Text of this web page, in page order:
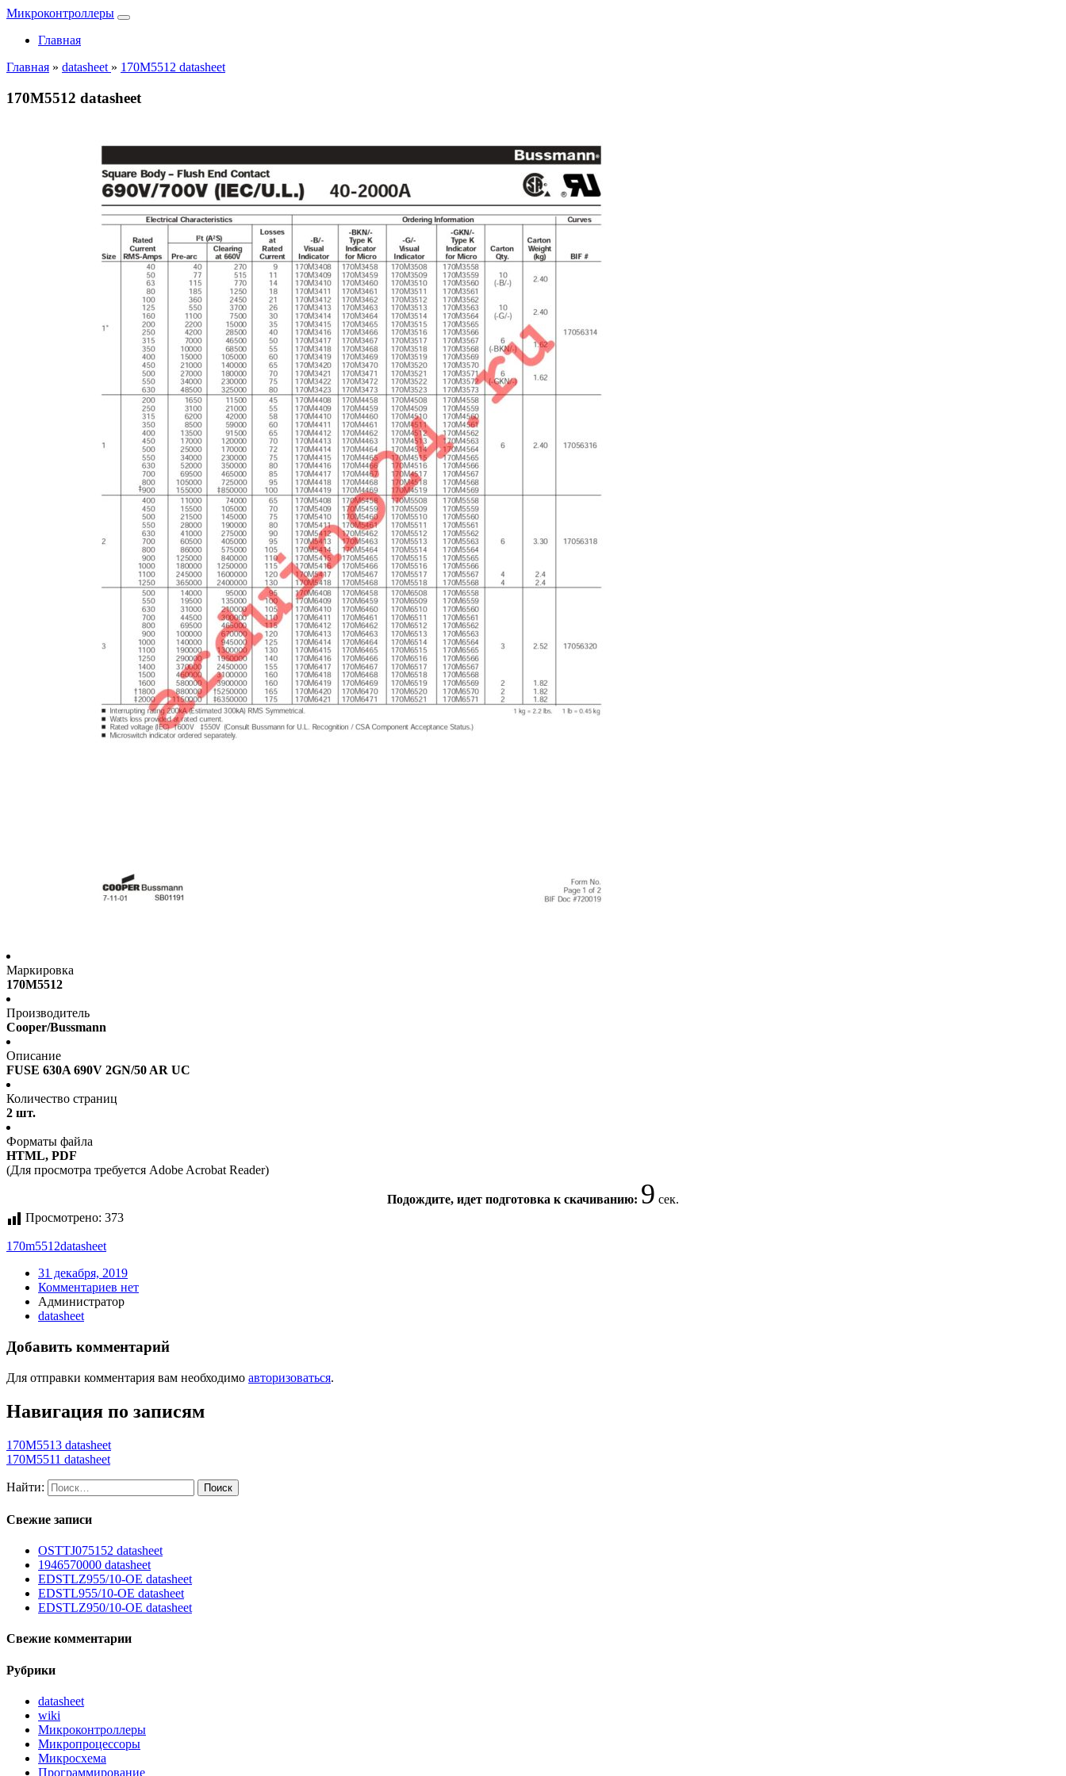
Микроконтроллеры
Главная
Главная » datasheet » 170M5512 datasheet
170M5512 datasheet
Маркировка
170M5512
Производитель
Cooper/Bussmann
Описание
FUSE 630A 690V 2GN/50 AR UC
Количество страниц
2 шт.
Форматы файла
HTML, PDF
(Для просмотра требуется Adobe Acrobat Reader)
Подождите, идет подготовка к скачиванию: 9 сек.
Просмотрено: 373
170m5512datasheet
31 декабря, 2019
Комментариев нет
Администратор
datasheet
Добавить комментарий
Для отправки комментария вам необходимо авторизоваться.
Навигация по записям
170M5513 datasheet
170M5511 datasheet
Найти:
Свежие записи
OSTTJ075152 datasheet
1946570000 datasheet
EDSTLZ955/10-OE datasheet
EDSTL955/10-OE datasheet
EDSTLZ950/10-OE datasheet
Свежие комментарии
Рубрики
datasheet
wiki
Микроконтроллеры
Микропроцессоры
Микросхема
Программирование